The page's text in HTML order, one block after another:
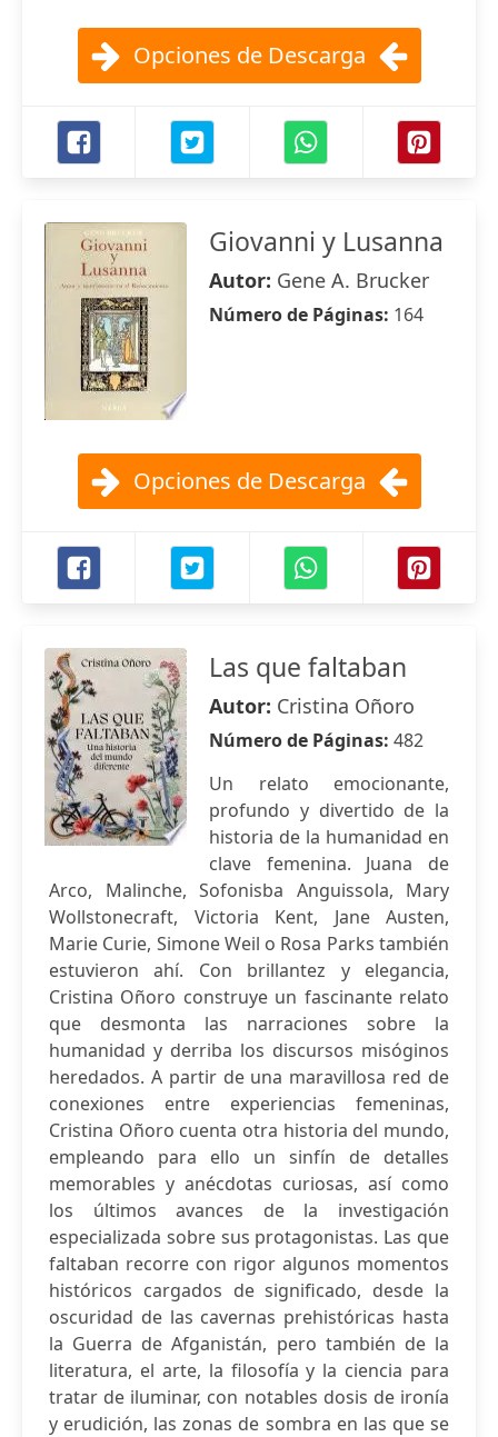
Opciones de Descarga
Giovanni y Lusanna
Autor: Gene A. Brucker
Número de Páginas: 164
Opciones de Descarga
Las que faltaban
Autor: Cristina Oñoro
Número de Páginas: 482
Un relato emocionante,
profundo y divertido de la
historia de la humanidad en
clave femenina. Juana de
Arco, Malinche, Sofonisba Anguissola, Mary
Wollstonecraft, Victoria Kent, Jane Austen,
Marie Curie, Simone Weil o Rosa Parks también
estuvieron ahí. Con brillantez y elegancia,
Cristina Oñoro construye un fascinante relato
que desmonta las narraciones sobre la
humanidad y derriba los discursos misóginos
heredados. A partir de una maravillosa red de
conexiones entre experiencias femeninas,
Cristina Oñoro cuenta otra historia del mundo,
empleando para ello un sinfín de detalles
memorables y anécdotas curiosas, así como
los últimos avances de la investigación
especializada sobre sus protagonistas. Las que
faltaban recorre con rigor algunos momentos
históricos cargados de significado, desde la
oscuridad de las cavernas prehistóricas hasta
la Guerra de Afganistán, pero también de la
literatura, el arte, la filosofía y la ciencia para
tratar de iluminar, con notables dosis de ironía
y erudición, las zonas de sombra en las que se